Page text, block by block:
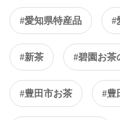
#愛知県特産品 #
#新茶 #碧園お茶
#豊田市お茶 #豊